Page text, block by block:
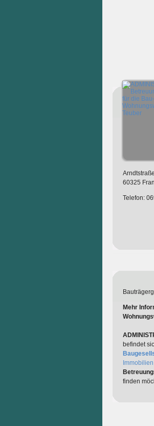
60325
Telefon:
Mehr
befindet
Immobilien
finden